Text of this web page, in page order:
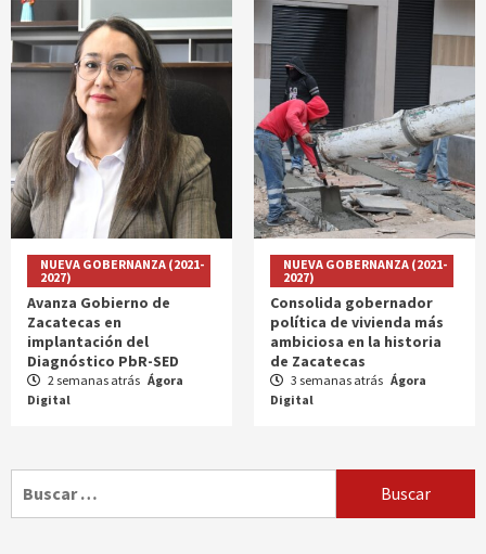
NUEVA GOBERNANZA (2021-
2027)
Avanza Gobierno de
Zacatecas en
implantación del
Diagnóstico PbR-SED
2 semanas atrás Ágora
Digital
NUEVA GOBERNANZA (2021-
2027)
Consolida gobernador
política de vivienda más
ambiciosa en la historia
de Zacatecas
3 semanas atrás Ágora
Digital